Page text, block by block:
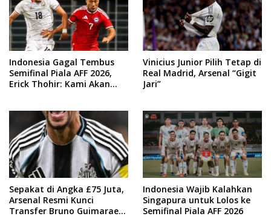
Indonesia Gagal Tembus
Semifinal Piala AFF 2026,
Erick Thohir: Kami Akan
Vinicius Junior Pilih Tetap di
Real Madrid, Arsenal “Gigit
Jari”
Sepakat di Angka £75 Juta,
Arsenal Resmi Kunci
Transfer Bruno Guimaraes
Indonesia Wajib Kalahkan
Singapura untuk Lolos ke
Semifinal Piala AFF 2026